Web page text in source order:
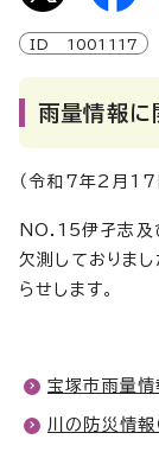
ID 1001117
雨量情報に
（令和7年2月17
NO.15伊孑志及
欠測しておりま
らせします。
宝塚市雨量情
川の防災情報